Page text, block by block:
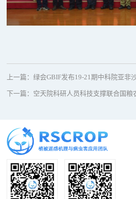
上一篇：绿会GBIF发布19-21期中科院亚非
下一篇： 空天院科研人员科技支撑联合国粮农组